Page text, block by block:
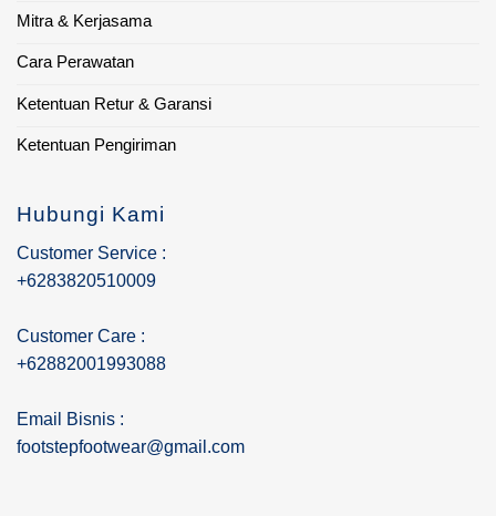
Mitra & Kerjasama
Cara Perawatan
Ketentuan Retur & Garansi
Ketentuan Pengiriman
Hubungi Kami
Customer Service :
+6283820510009
Customer Care :
+62882001993088
Email Bisnis :
footstepfootwear@gmail.com